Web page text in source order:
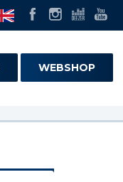
WEBSHOP